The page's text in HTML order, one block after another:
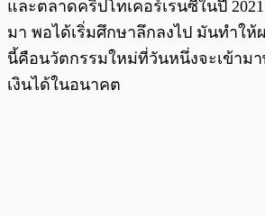
และตลาดคริปโทเคอร์เรนซีในปี
มา พอได้เริ่มศึกษาลึกลงไป มันทำให้
นี้คือนวัตกรรมใหม่ที่วันหนึ่งจะเข้าม
เงินได้ในอนาคต